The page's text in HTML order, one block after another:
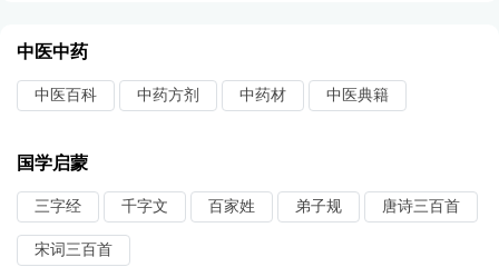
中医中药
中医百科 中药方剂 中药材 中医典籍
国学启蒙
三字经 千字文 百家姓 弟子规 唐诗三百首
宋词三百首